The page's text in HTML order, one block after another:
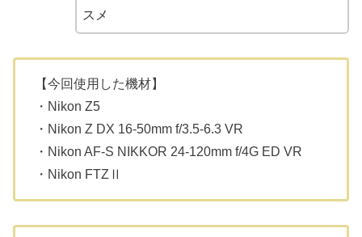
スメ
【今回使用した機材】
・Nikon Z5
・Nikon Z DX 16-50mm f/3.5-6.3 VR
・Nikon AF-S NIKKOR 24-120mm f/4G ED VR
・Nikon FTZⅡ